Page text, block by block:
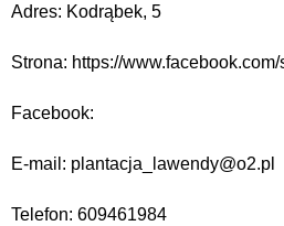
Adres: Kodrąbek, 5
Strona: https://
Facebook:
E-mail: plantacja_lawendy@o2.pl
Telefon: 609461984